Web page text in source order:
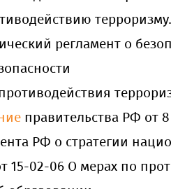
регламент о
правительства РФ от
РФ о стратегии
15-02-06 О мерах по